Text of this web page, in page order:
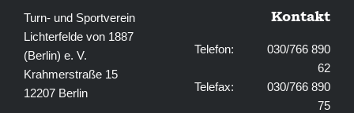
Turn- und Sportverein
Lichterfelde von 1887
(Berlin) e. V.
Krahmerstraße 15
12207 Berlin
Kontakt
Telefon: 030/766 890
62
Telefax: 030/766 890
75